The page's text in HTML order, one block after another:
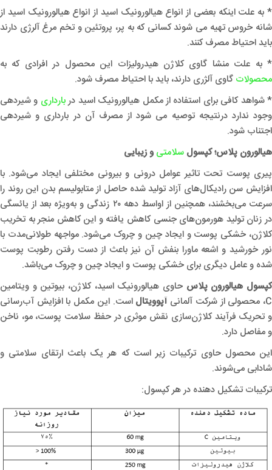
* به علت اینکه بعضی از انواع هیالورونیک اسید از انواع هیالورونیک اسید از
شانه خروس تهیه می شوند کسانی که به پر، پروتئین و تخم مرغ آلرژی دارند
باید احتیاط مصرف کنند.
* به علت منشا گاوی کلاژن هیدرولیزات این محصول در افرادی که به
محصولات گاوی آلژری دارند، باید با احتیاط مصرف شود.
* شواهد کافی برای استفاده از مکمل هیالورونیک اسید دربارداری و شیردهی
وجود ندارد درنتیجه توصیه می شود از مصرف آن در بارداری و شیردهی
اجتناب شود.
هیالورون پلاس؛ کپسول سلامتی و زیبایی
پیری پوست تحت تاثیر عوامل درونی و بیرونی مختلفی ایجاد می‌شود. با
افزایش سن رادیکال‌های آزاد تولید شده حاصل از متابولیسم بدن این روند را
سرعت می‌بخشند، همچنین از اواسط دهه ۲۰ زندگی و به‌ویژه بعد از یائسگی
در زنان تولید هورمون‌های جنسی کاهش یافته و این کاهش منجر به تخریب
کلاژن، خشکی پوست و ایجاد چین و چروک می‌شود. مواجهه طولانی‌مدت با
نور خورشید و اشعه ماورا بنفش آن نیز باعث از دست رفتن رطوبت پوست
شده و عامل دیگری برای خشکی پوست و ایجاد چین و چروک می‌باشد.
کپسول هیالورون پلاس حاوی هیالورونیک اسید، کلاژن، بیوتین و ویتامین
C، محصولی از شرکت آلمانی
آپوویتال است. این مکمل با افزایش آب‌رسانی
و تحریک فرآیند کلاژن‌‌سازی نقش موثری در حفظ سلامت پوست، مو، ناخن
و مفاصل دارد.
این محصول حاوی ترکیبات زیر است که هر یک باعث ارتقای سلامتی و
شادابی می‌شوند.
ترکیبات تشکیل دهنده در هر کپسول: